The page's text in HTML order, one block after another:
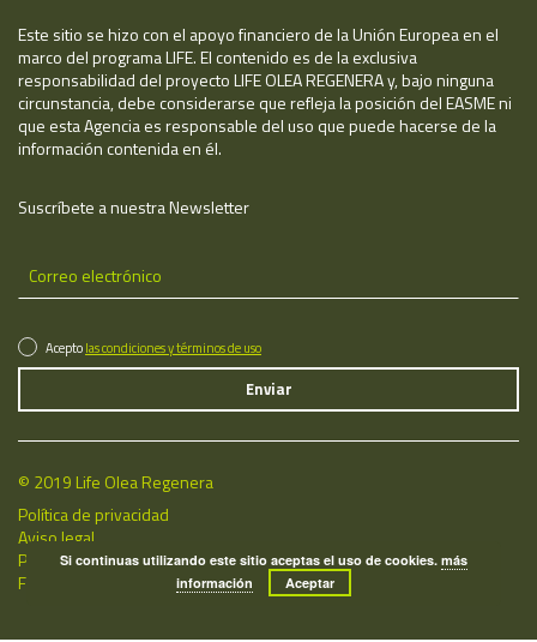
Este sitio se hizo con el apoyo financiero de la Unión Europea en el
marco del programa LIFE. El contenido es de la exclusiva
responsabilidad del proyecto LIFE OLEA REGENERA y, bajo ninguna
circunstancia, debe considerarse que refleja la posición del EASME ni
que esta Agencia es responsable del uso que puede hacerse de la
información contenida en él.
Suscríbete a nuestra Newsletter
Aceptolas condiciones y términos de uso
© 2019 Life Olea Regenera
Política de privacidad
Aviso legal
Política de cookies
Fecha de última actualización: 07/08/2026
Si continuas utilizando este sitio aceptas el uso de cookies.más
información
Aceptar